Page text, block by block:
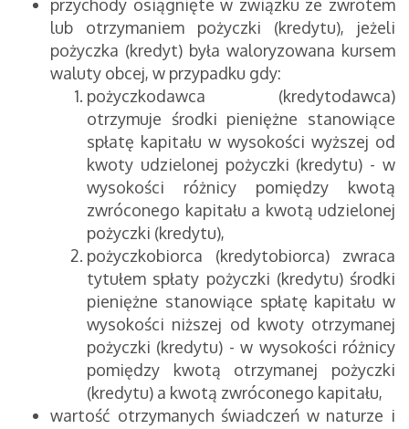
przychody osiągnięte w związku ze zwrotem
lub otrzymaniem pożyczki (kredytu), jeżeli
pożyczka (kredyt) była waloryzowana kursem
waluty obcej, w przypadku gdy:
pożyczkodawca (kredytodawca)
otrzymuje środki pieniężne stanowiące
spłatę kapitału w wysokości wyższej od
kwoty udzielonej pożyczki (kredytu) - w
wysokości różnicy pomiędzy kwotą
zwróconego kapitału a kwotą udzielonej
pożyczki (kredytu),
pożyczkobiorca (kredytobiorca) zwraca
tytułem spłaty pożyczki (kredytu) środki
pieniężne stanowiące spłatę kapitału w
wysokości niższej od kwoty otrzymanej
pożyczki (kredytu) - w wysokości różnicy
pomiędzy kwotą otrzymanej pożyczki
(kredytu) a kwotą zwróconego kapitału,
wartość otrzymanych świadczeń w naturze i